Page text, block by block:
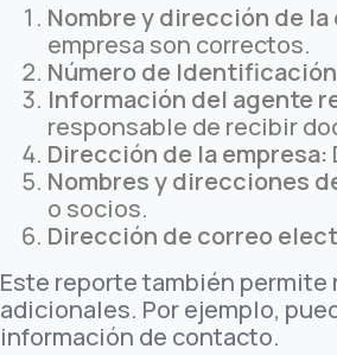
Nombre y dirección de la
empresa son correctos.
Número de
Información del agente
responsable de recibir
Dirección de la empresa:
Nombres y direcciones
o socios.
Dirección de correo
Este reporte también
adicionales. Por ejemplo,
información de contacto.